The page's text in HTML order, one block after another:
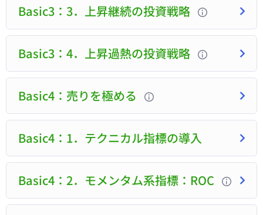
Basic3：3．上昇継続の投資戦略
Basic3：4．上昇過熱の投資戦略
Basic4：売りを極める
Basic4：1．テクニカル指標の導入
Basic4：2．モメンタム系指標：ROC